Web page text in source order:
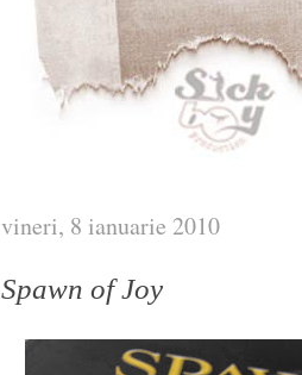
vineri, 8 ianuarie 2010
Spawn of Joy